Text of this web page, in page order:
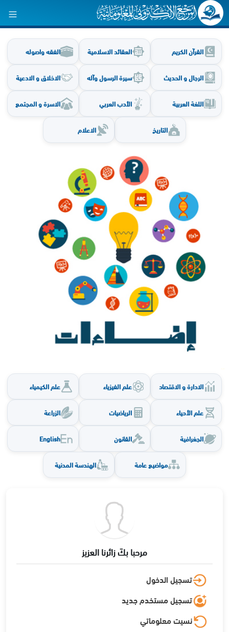
القرآن الكريم العقائد الاسلامية الفقه واصوله
الرجال و الحديث سيرة الرسول وآله الاخلاق و الادعية
اللغة العربية الأدب العربي الاسرة و المجتمع
التاريخ الاعلام
الادارة و الاقتصاد علم الفيزياء علم الكيمياء
علم الأحياء الرياضيات الزراعة
الجغرافية القانون English
مواضيع عامة الهندسة المدنية
مرحبا بكَ زائرنا العزيز
تسجيل الدخول
تسجيل مستخدم جديد
نسيت معلوماتي